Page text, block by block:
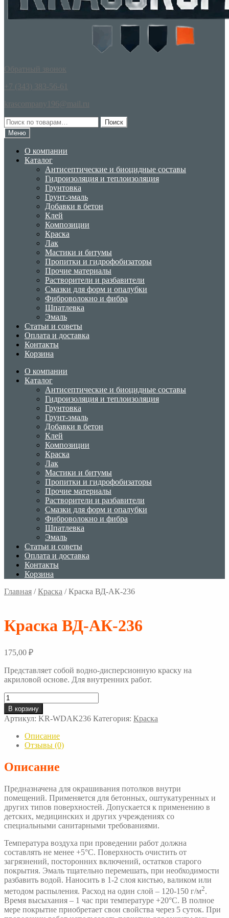
Обратный звонок
+7 (343) 383-56-61
krascompany196@mail.ru
Искать:
Поиск
Меню
О компании
Каталог
Антисептические и биоцидные составы
Гидроизоляция и теплоизоляция
Грунтовка
Грунт-эмаль
Добавки в бетон
Клей
Композиции
Краска
Лак
Мастики и битумы
Пропитки и гидрофобизаторы
Прочие материалы
Растворители и разбавители
Смазки для форм и опалубки
Фиброволокно и фибра
Шпатлевка
Эмаль
Статьи и советы
Оплата и доставка
Контакты
Корзина
О компании
Каталог
Антисептические и биоцидные составы
Гидроизоляция и теплоизоляция
Грунтовка
Грунт-эмаль
Добавки в бетон
Клей
Композиции
Краска
Лак
Мастики и битумы
Пропитки и гидрофобизаторы
Прочие материалы
Растворители и разбавители
Смазки для форм и опалубки
Фиброволокно и фибра
Шпатлевка
Эмаль
Статьи и советы
Оплата и доставка
Контакты
Корзина
Главная /Краска /Краска ВД-АК-236
Краска ВД-АК-236
175,00 ₽
Представляет собой водно-дисперсионную краску на
акриловой основе. Для внутренних работ.
Количество
товара
Краска
ВД-
АК-236
В корзину
Артикул: KR-WDAK236 Категория: Краска
Описание
Отзывы (0)
Описание
Предназначена для окрашивания потолков внутри
помещений. Применяется для бетонных, оштукатуренных и
других типов поверхностей. Допускается к применению в
детских, медицинских и других учреждениях со
специальными санитарными требованиями.
Температура воздуха при проведении работ должна
составлять не менее +5°С. Поверхность очистить от
загрязнений, посторонних включений, остатков старого
покрытия. Эмаль тщательно перемешать, при необходимости
разбавить водой. Наносить в 1-2 слоя кистью, валиком или
методом распыления. Расход на один слой – 120-150 г/м2.
Время высыхания – 1 час при температуре +20°С. В полное
мере покрытие приобретает свои свойства через 5 суток. При